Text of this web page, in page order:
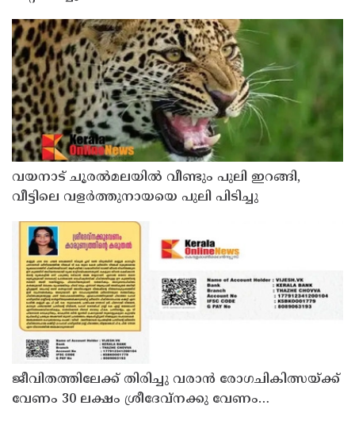
വയനാട് ചൂരൽമലയിൽ വീണ്ടും പുലി ഇറങ്ങി,
വീട്ടിലെ വളർത്തുനായയെ പുലി പിടിച്ചു
ജീവിതത്തിലേക്ക് തിരിച്ചു വരാൻ രോഗചികിത്സയ്ക്ക്
വേണം 30 ലക്ഷം ശ്രീദേവ്നക്കു വേണം